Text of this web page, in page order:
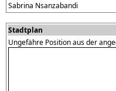
Sabrina Nsanzabandi
Stadtplan
Ungefähre Position aus der